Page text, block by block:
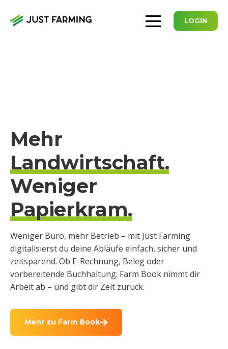
LOGIN
Mehr
Landwirtschaft.
Weniger
Papierkram.
Weniger Büro, mehr Betrieb – mit Just Farming
digitalisierst du deine Abläufe einfach, sicher und
zeitsparend. Ob E-Rechnung, Beleg oder
vorbereitende Buchhaltung: Farm Book nimmt dir
Arbeit ab – und gibt dir Zeit zurück.
Mehr zu Farm Book